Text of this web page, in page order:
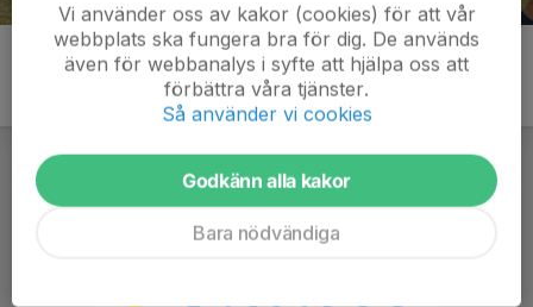
Vi använder oss av kakor (cookies) för att vår
webbplats ska fungera bra för dig. De används
även för webbanalys i syfte att hjälpa oss att
förbättra våra tjänster.
Så använder vi cookies
Godkänn alla kakor
Bara nödvändiga